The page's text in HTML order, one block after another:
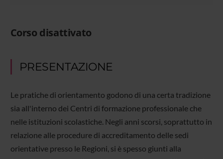
Corso disattivato
PRESENTAZIONE
Le pratiche di orientamento godono di una certa tradizione
sia all'interno dei Centri di formazione professionale che
nelle istituzioni scolastiche. Negli anni scorsi, soprattutto in
relazione alle procedure di accreditamento delle sedi
orientative presso le Regioni, si è spesso giunti alla